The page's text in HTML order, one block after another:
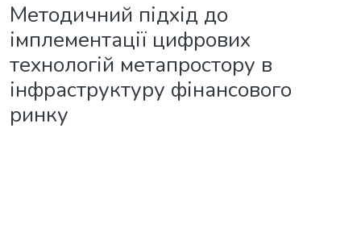
Методичний підхід до
імплементації цифрових
технологій метапростору в
інфраструктуру фінансового
ринку